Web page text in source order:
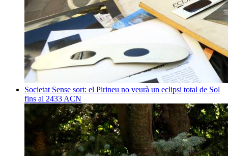
Societat Sense sort: el Pirineu no veurà un eclipsi total de Sol
fins al 2433 ACN